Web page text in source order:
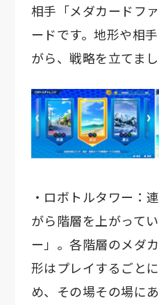
相手「メダカードフ
ードです。地形や相
がら、戦略を立てまし
・ロボトルタワー：
がら階層を上がって
ー」。各階層のメダ
形はプレイするごと
め、その場その場に